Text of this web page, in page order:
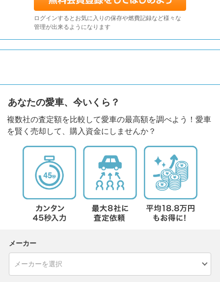
ログインするとお気に入りの保存や燃費記録など様々な
管理が出来るようになります
あなたの愛車、今いくら？
複数社の査定額を比較して愛車の最高額を調べよう！愛車
を賢く売却して、購入資金にしませんか？
メーカー